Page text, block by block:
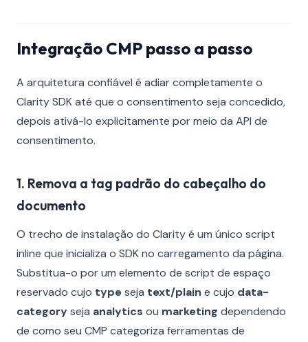
Integração CMP passo a passo
A arquitetura confiável é adiar completamente o
Clarity SDK até que o consentimento seja concedido,
depois ativá-lo explicitamente por meio da API de
consentimento.
1. Remova a tag padrão do cabeçalho do
documento
O trecho de instalação do Clarity é um único script
inline que inicializa o SDK no carregamento da página.
Substitua-o por um elemento de script de espaço
reservado cujo typeseja text/plain e cujo data-
categoryseja analytics ou marketing dependendo
de como seu CMP categoriza ferramentas de